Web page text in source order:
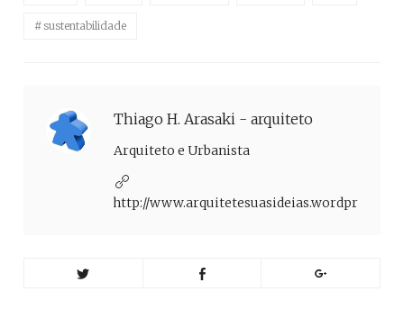
sustentabilidade
Thiago H. Arasaki - arquiteto
Arquiteto e Urbanista
http://